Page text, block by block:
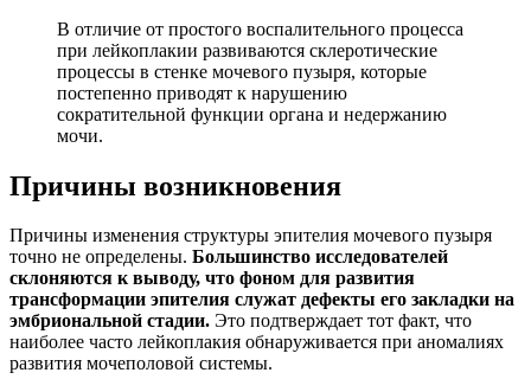
В отличие от простого воспалительного процесса
при лейкоплакии развиваются склеротические
процессы в стенке мочевого пузыря, которые
постепенно приводят к нарушению
сократительной функции органа и недержанию
мочи.
Причины возникновения
Причины изменения структуры эпителия мочевого пузыря
точно не определены. Большинство исследователей
склоняются к выводу, что фоном для развития
трансформации эпителия служат дефекты его закладки на
эмбриональной стадии. Это подтверждает тот факт, что
наиболее часто лейкоплакия обнаруживается при аномалиях
развития мочеполовой системы.